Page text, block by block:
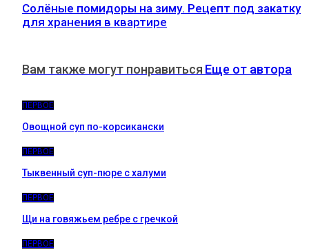
Солёные помидоры на зиму. Рецепт под закатку
для хранения в квартире
Вам также могут понравиться Еще от автора
ПЕРВОЕ
Овощной суп по-корсикански
ПЕРВОЕ
Тыквенный суп-пюре с халуми
ПЕРВОЕ
Щи на говяжьем ребре с гречкой
ПЕРВОЕ